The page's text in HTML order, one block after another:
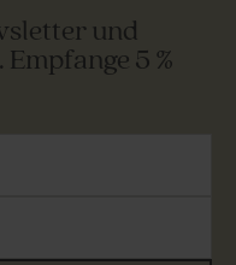
und
5 %